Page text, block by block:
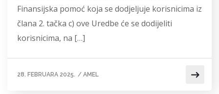
Finansijska pomoć koja se dodjeljuje korisnicima iz
člana 2. tačka c) ove Uredbe će se dodijeliti
korisnicima, na […]
28. FEBRUARA 2025. / AMEL